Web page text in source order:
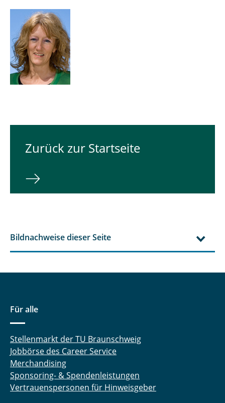
Zurück zur Startseite
Bildnachweise dieser Seite
Für alle
Stellenmarkt der TU Braunschweig
Jobbörse des Career Service
Merchandising
Sponsoring- & Spendenleistungen
Vertrauenspersonen für Hinweisgeber